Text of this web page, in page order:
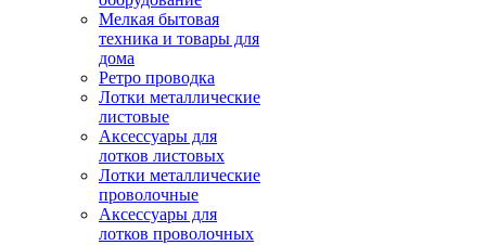
Мелкая бытовая
техника и товары для
дома
Ретро проводка
Лотки металлические
листовые
Аксессуары для
лотков листовых
Лотки металлические
проволочные
Аксессуары для
лотков проволочных